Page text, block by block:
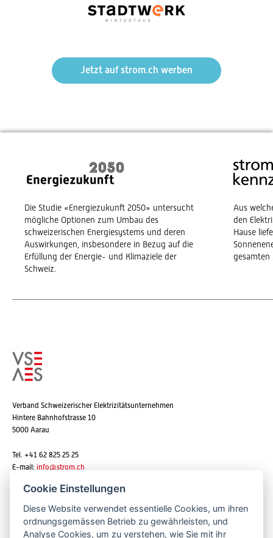
Jetzt auf strom.ch werben
Die Studie «Energiezukunft 2050» untersucht
mögliche Optionen zum Umbau des
schweizerischen Energiesystems und deren
Auswirkungen, insbesondere in Bezug auf die
Erfüllung der Energie- und Klimaziele der
Schweiz.
Aus
den
Hause
gesamten
Verband Schweizerischer Elektrizitätsunternehmen
Hintere Bahnhofstrasse 10
5000 Aarau
Tel. +41 62 825 25 25
E-mail: info@strom.ch
Newsletter abonnieren
Cookie Einstellungen
Diese Website verwendet essentielle Cookies, um ihren
ordnungsgemässen Betrieb zu gewährleisten, und
Analyse Cookies, um zu verstehen, wie Sie mit ihr